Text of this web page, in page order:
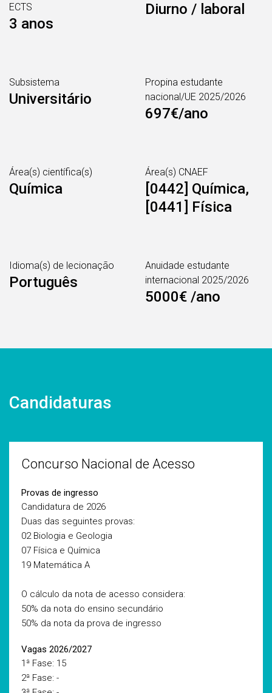
ECTS
3 anos
Diurno / laboral
Subsistema
Universitário
Propina estudante
nacional/UE 2025/2026
697€/ano
Área(s) científica(s)
Química
Área(s) CNAEF
[0442] Química,
[0441] Física
Idioma(s) de lecionação
Português
Anuidade estudante
internacional 2025/2026
5000€ /ano
Candidaturas
Concurso Nacional de Acesso
Provas de ingresso
Candidatura de 2026
Duas das seguintes provas:
02 Biologia e Geologia
07 Física e Química
19 Matemática A
O cálculo da nota de acesso considera:
50% da nota do ensino secundário
50% da nota da prova de ingresso
Vagas 2026/2027
1ª Fase: 15
2ª Fase: -